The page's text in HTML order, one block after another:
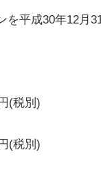
平成30年12月
(税別)
(税別)